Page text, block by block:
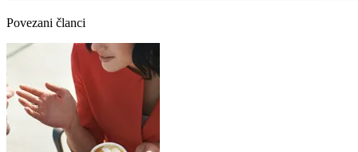
Povezani članci